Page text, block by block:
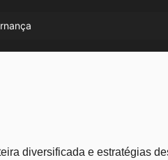
diversificada e estratégias